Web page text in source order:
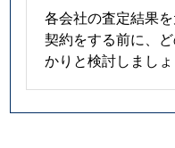
各会社の査定結果
契約をする前に、
かりと検討しましょ